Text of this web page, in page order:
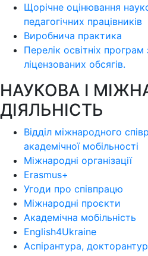
Щорічне оцінювання
педагогічних працівників
Виробнича практика
Перелік освітніх
ліцензoваних oбсягів.
НАУКОВА І
ДІЯЛЬНІСТЬ
Відділ міжнародного
академічної мобільності
Міжнародні організації
Erasmus+
Угоди про співпрацю
Міжнародні проєкти
Академічна мобільність
English4Ukraine
Аспірантура,